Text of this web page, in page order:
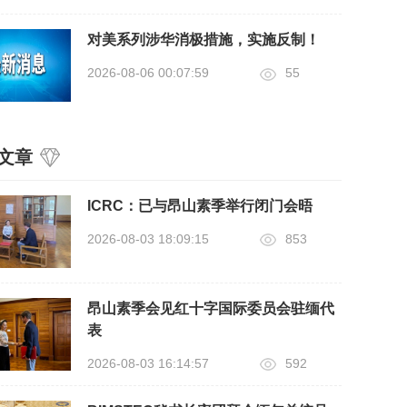
对美系列涉华消极措施，实施反制！
2026-08-06 00:07:59 55
章
ICRC：已与昂山素季举行闭门会晤
2026-08-03 18:09:15 853
昂山素季会见红十字国际委员会驻缅代
表
2026-08-03 16:14:57 592